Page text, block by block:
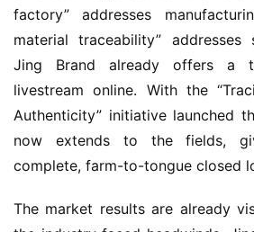
factory” addresses
material traceability” addresses
Jing Brand already offers a
livestream online. With the
Authenticity” initiative launched
now extends to the fields,
complete, farm-to-tongue closed
The market results are already